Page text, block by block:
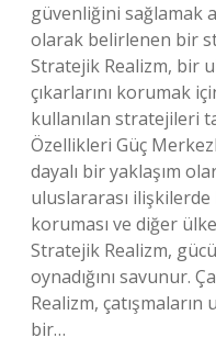
güvenliğini sağlamak
olarak belirlenen bir
Stratejik Realizm, bir
çıkarlarını korumak
kullanılan stratejileri
Özellikleri Güç
dayalı bir yaklaşım
uluslararası ilişkilerde
koruması ve diğer
Stratejik Realizm,
oynadığını savunur.
Realizm,
bir…